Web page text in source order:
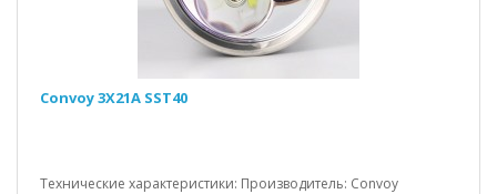
Convoy 3X21A SST40
Технические характеристики: Производитель: Convoy